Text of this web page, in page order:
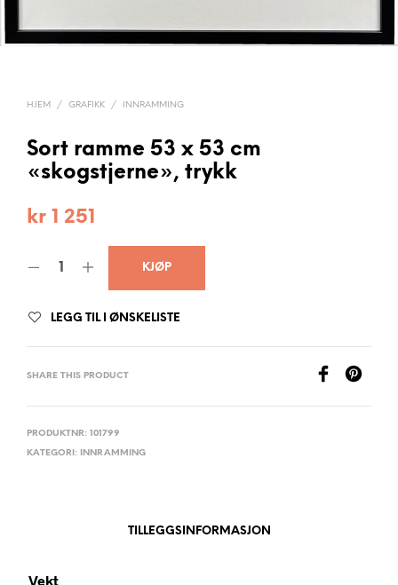
HJEM / GRAFIKK / INNRAMMING
Sort ramme 53 x 53 cm
«skogstjerne», trykk
kr 1 251
KJØP
LEGG TIL I ØNSKELISTE
SHARE THIS PRODUCT
PRODUKTNR: 101799
KATEGORI:
INNRAMMING
TILLEGGSINFORMASJON
Vekt